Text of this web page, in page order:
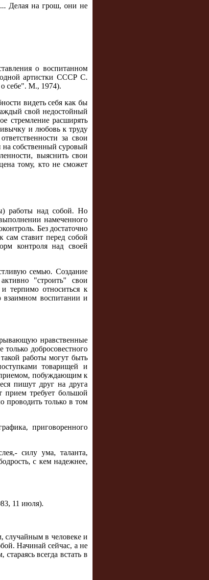
Делая на грош, они не
о воспитанном
артистки СССР С.
себе". М., 1974).
видеть себя как бы
свой недостойный
стремление расширять
и любовь к труду
за свои
на собственный суровый
выяснить свои
тому, кто не сможет
работы над собой. Но
намеченного
Без достаточно
сам ставит перед собой
контроля над своей
семью. Создание
"строить" свои
и терпимо относиться к
взаимном воспитании и
нравственные
добросовестного
работы могут быть
товарищей и
приемом, побуждающим к
пишут друг на друга
прием требует большой
проводить только в том
приговоренного
силу ума, таланта,
с кем надежнее,
11 июля).
случайным в человеке и
Начинай сейчас, а не
всегда встать в